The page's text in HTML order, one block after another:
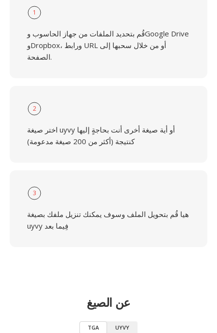
1
قُم بتحديد الملفات من جهاز الحاسوب وGoogle Drive
وDropbox، ورابط URL أو من خلال سحبها إلى
الصفحة.
2
اختر صيغة uyvy أو أية صيغة أخرى أنت بحاجةٍ إليها
كنتيجة (أكثر من 200 صيغة مدعومة)
3
هيا قُم بتحويل الملف وسوف يمكنك تنزيل ملفك بصيغة
uyvy فِيما بعد
عن الصيغ
TGA UYVY